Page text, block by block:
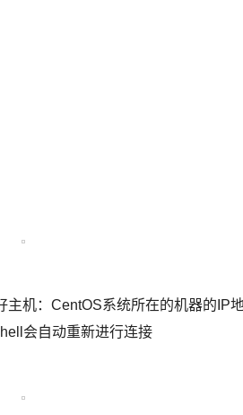
机：CentOS系统所在的机器的IP
会自动重新进行连接